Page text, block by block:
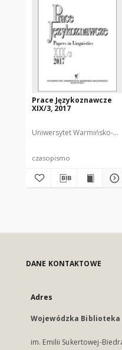
Prace Językoznawcze
XIX/3, 2017
Uniwersytet Warmińsko-
czasopismo
DANE KONTAKTOWE
Adres
Wojewódzka Biblioteka
im. Emilii Sukertowej-